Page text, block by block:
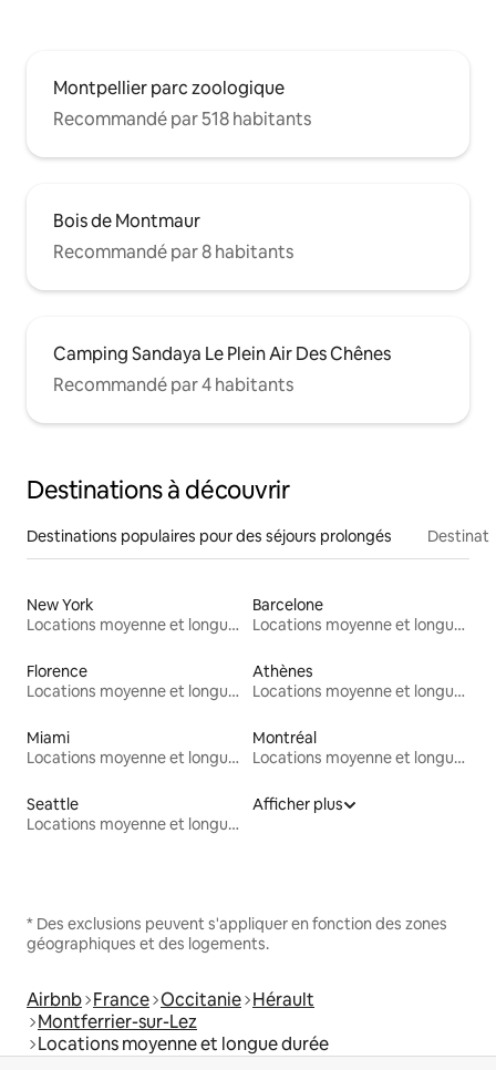
Montpellier parc zoologique
Recommandé par 518 habitants
Bois de Montmaur
Recommandé par 8 habitants
Camping Sandaya Le Plein Air Des Chênes
Recommandé par 4 habitants
Destinations à découvrir
Destinations populaires pour des séjours prolongés
New York
Locations moyenne et longue durée
Barcelone
Locations moyenne et longue durée
Florence
Locations moyenne et longue durée
Athènes
Locations moyenne et longue durée
Miami
Locations moyenne et longue durée
Montréal
Locations moyenne et longue durée
Seattle
Locations moyenne et longue durée
Afficher plus
* Des exclusions peuvent s'appliquer en fonction des zones
géographiques et des logements.
Airbnb France Occitanie Hérault
Montferrier-sur-Lez
Locations moyenne et longue durée